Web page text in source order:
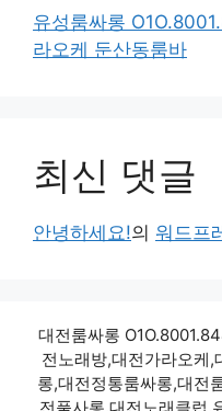
유성룸싸롱
라오케 둔산동룸바
최신 댓글
안녕하세요!의 워드프
대전룸싸롱
전노래방,대전가라오케
롱,대전정통룸싸롱,대전